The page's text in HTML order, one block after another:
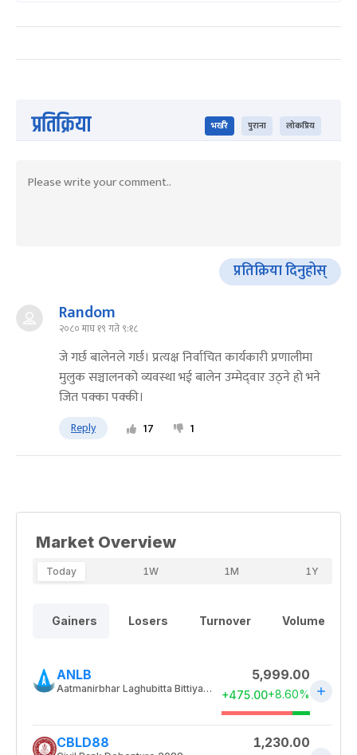
प्रतिक्रिया भर्खरै पुराना लोकप्रिय
प्रतिक्रिया दिनुहोस्
Random
२०८० माघ १९ गते ९:१८
जे गर्छ बालेनले गर्छ। प्रत्यक्ष निर्वाचित कार्यकारी प्रणालीमा
मुलुक सञ्चालनको व्यवस्था भई बालेन उम्मेद्‍वार उठ्ने हो भने
जित पक्का पक्की।
Reply 17 1